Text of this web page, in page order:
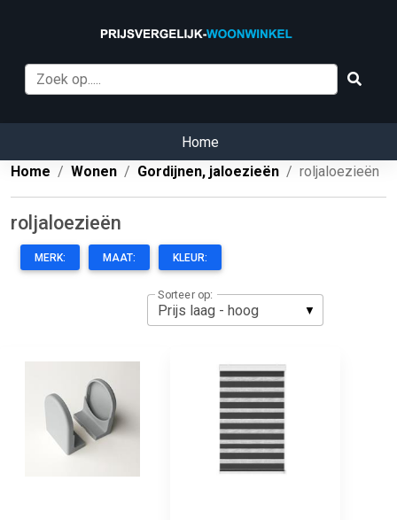
Home
Home
Wonen Gordijnen, jaloezieën roljaloezieën
roljaloezieën
MERK: MAAT: KLEUR:
Sorteer op: